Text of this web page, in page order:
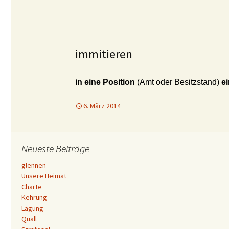
immitieren
in eine Position (Amt oder Besitzstand)
6. März 2014
Neueste Beiträge
glennen
Unsere Heimat
Charte
Kehrung
Lagung
Quall